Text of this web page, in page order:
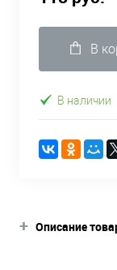
В
В наличии
+ Описание